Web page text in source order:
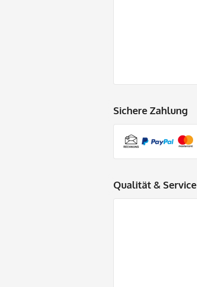
Sichere Zahlung
Qualität & Service